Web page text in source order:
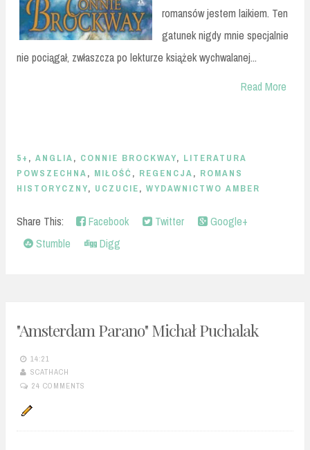
romansów jestem laikiem. Ten
gatunek nigdy mnie specjalnie
nie pociągał, zwłaszcza po lekturze książek wychwalanej...
Read More
5+ , ANGLIA, CONNIE BROCKWAY, LITERATURA
POWSZECHNA, MIŁOŚĆ , REGENCJA, ROMANS
HISTORYCZNY, UCZUCIE, WYDAWNICTWO AMBER
Share This: Facebook Twitter
Google+
Stumble
Digg
"Amsterdam Parano" Michał Puchalak
14:21
SCATHACH
24 COMMENTS